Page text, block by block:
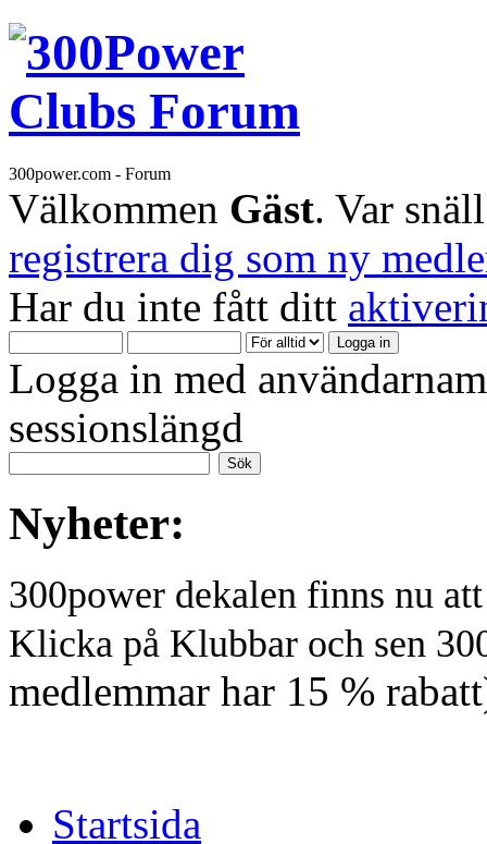
300power.com - Forum
Välkommen Gäst. Var
registrera dig som ny
Har du inte fått ditt
Logga in med
sessionslängd
Nyheter:
300power dekalen finns nu
Klicka på Klubbar och sen
medlemmar har 15 %
Startsida